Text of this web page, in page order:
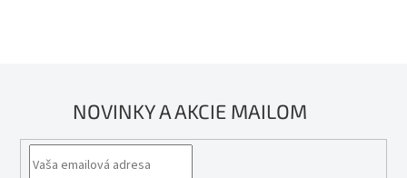
NOVINKY A AKCIE MAILOM